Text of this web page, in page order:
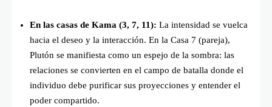
En las casas de Kama (3, 7, 11): La intensidad se vuelca
hacia el deseo y la interacción. En la Casa 7 (pareja),
Plutón se manifiesta como un espejo de la sombra: las
relaciones se convierten en el campo de batalla donde el
individuo debe purificar sus proyecciones y entender el
poder compartido.